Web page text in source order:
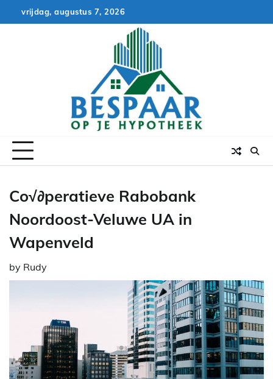
to
vrijdag, augustus 7, 2026
Co√∂peratieve Rabobank
Noordoost-Veluwe UA in
Wapenveld
by Rudy